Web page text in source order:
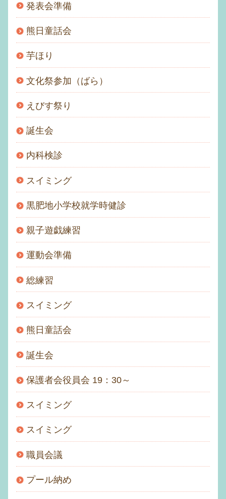
発表会準備
熊日童話会
芋ほり
文化祭参加（ばら）
えびす祭り
誕生会
内科検診
スイミング
黒肥地小学校就学時健診
親子遊戯練習
運動会準備
総練習
スイミング
熊日童話会
誕生会
保護者会役員会 19：30～
スイミング
スイミング
職員会議
プール納め